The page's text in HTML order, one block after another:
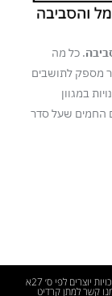
. כל מה
מספק לתושבים
במגוון
החמים שעל סדר
2023 © כל הזכויות שמורות - בראש החדשות | אנו מכבדים זכויות יוצרים לפי ס׳ 27א
קשר למתן קרדיט